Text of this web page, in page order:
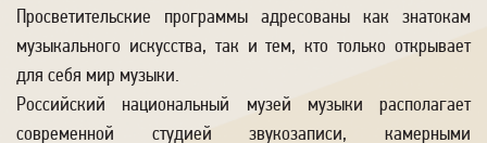
Просветительские программы адресованы как знатокам
музыкального искусства, так и тем, кто только открывает
для себя мир музыки.
Российский национальный музей музыки располагает
современной студией звукозаписи, камерными